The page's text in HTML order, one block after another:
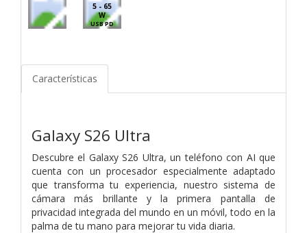
5 - 65
W
USB PD
Características
Galaxy S26 Ultra
Descubre el Galaxy S26 Ultra, un teléfono con AI que
cuenta con un procesador especialmente adaptado
que transforma tu experiencia, nuestro sistema de
cámara más brillante y la primera pantalla de
privacidad integrada del mundo en un móvil, todo en la
palma de tu mano para mejorar tu vida diaria.